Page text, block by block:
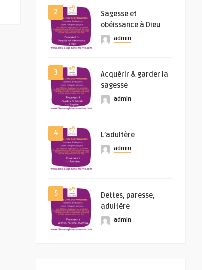
2
Sagesse et
obéissance à Dieu
admin
3
Acquérir & garder la
sagesse
admin
4 L’adultère
admin
5
Dettes, paresse,
adultère
admin